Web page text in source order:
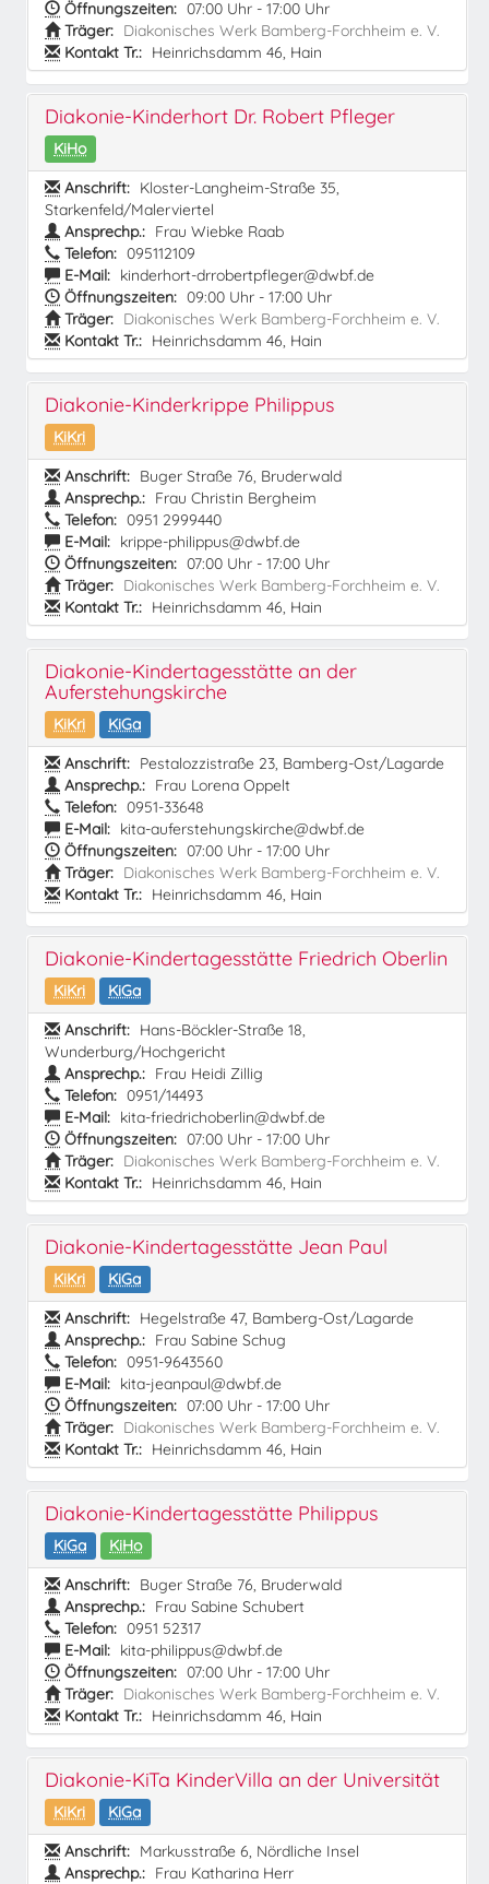
Öffnungszeiten: 07:00 Uhr - 17:00 Uhr
Träger: Diakonisches Werk Bamberg-Forchheim e. V.
Kontakt Tr.: Heinrichsdamm 46, Hain
Diakonie-Kinderhort Dr. Robert Pfleger
KiHo
Anschrift: Kloster-Langheim-Straße 35,
Starkenfeld/Malerviertel
Ansprechp.: Frau Wiebke Raab
Telefon: 095112109
E-Mail: kinderhort-drrobertpfleger@dwbf.de
Öffnungszeiten: 09:00 Uhr - 17:00 Uhr
Träger: Diakonisches Werk Bamberg-Forchheim e. V.
Kontakt Tr.: Heinrichsdamm 46, Hain
Diakonie-Kinderkrippe Philippus
KiKri
Anschrift: Buger Straße 76, Bruderwald
Ansprechp.: Frau Christin Bergheim
Telefon: 0951 2999440
E-Mail: krippe-philippus@dwbf.de
Öffnungszeiten: 07:00 Uhr - 17:00 Uhr
Träger: Diakonisches Werk Bamberg-Forchheim e. V.
Kontakt Tr.: Heinrichsdamm 46, Hain
Diakonie-Kindertagesstätte an der
Auferstehungskirche
KiKri
KiGa
Anschrift: Pestalozzistraße 23, Bamberg-Ost/Lagarde
Ansprechp.: Frau Lorena Oppelt
Telefon: 0951-33648
E-Mail: kita-auferstehungskirche@dwbf.de
Öffnungszeiten: 07:00 Uhr - 17:00 Uhr
Träger: Diakonisches Werk Bamberg-Forchheim e. V.
Kontakt Tr.: Heinrichsdamm 46, Hain
Diakonie-Kindertagesstätte Friedrich Oberlin
KiKri
KiGa
Anschrift: Hans-Böckler-Straße 18,
Wunderburg/Hochgericht
Ansprechp.: Frau Heidi Zillig
Telefon: 0951/14493
E-Mail: kita-friedrichoberlin@dwbf.de
Öffnungszeiten: 07:00 Uhr - 17:00 Uhr
Träger: Diakonisches Werk Bamberg-Forchheim e. V.
Kontakt Tr.: Heinrichsdamm 46, Hain
Diakonie-Kindertagesstätte Jean Paul
KiKri
KiGa
Anschrift: Hegelstraße 47, Bamberg-Ost/Lagarde
Ansprechp.: Frau Sabine Schug
Telefon: 0951-9643560
E-Mail: kita-jeanpaul@dwbf.de
Öffnungszeiten: 07:00 Uhr - 17:00 Uhr
Träger: Diakonisches Werk Bamberg-Forchheim e. V.
Kontakt Tr.: Heinrichsdamm 46, Hain
Diakonie-Kindertagesstätte Philippus
KiGa
KiHo
Anschrift: Buger Straße 76, Bruderwald
Ansprechp.: Frau Sabine Schubert
Telefon: 0951 52317
E-Mail: kita-philippus@dwbf.de
Öffnungszeiten: 07:00 Uhr - 17:00 Uhr
Träger: Diakonisches Werk Bamberg-Forchheim e. V.
Kontakt Tr.: Heinrichsdamm 46, Hain
Diakonie-KiTa KinderVilla an der Universität
KiKri
KiGa
Anschrift: Markusstraße 6, Nördliche Insel
Ansprechp.: Frau Katharina Herr